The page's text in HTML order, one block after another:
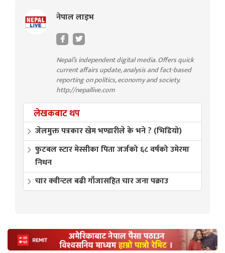
नेपाल लाइभ
Nepal’s independent digital media. Offers quick
current affairs update, analysis and fact-based
reporting on politics, economy and society.
http://nepallive.com
लेखकबाट थप
जेलमुक्त पत्रकार खेम भण्डारीले के भने ? (भिडियो)
फुटबल स्टार मेस्सीका पिता जर्जको ६८ वर्षको उमेरमा
निधन
चार क्वीन्टल बढी गाँजासहित चार जना पक्राउ